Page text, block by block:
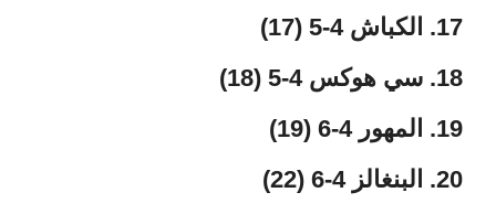
17. الكباش 4-5 (17)
18. سي هوكس 4-5 (18)
19. المهور 4-6 (19)
20. البنغالز 4-6 (22)